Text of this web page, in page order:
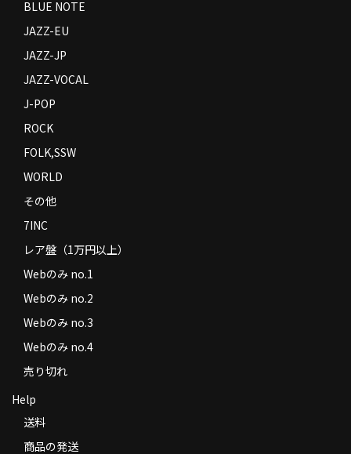
BLUE NOTE
JAZZ-EU
JAZZ-JP
JAZZ-VOCAL
J-POP
ROCK
FOLK,SSW
WORLD
その他
7INC
レア盤（1万円以上）
Webのみ no.1
Webのみ no.2
Webのみ no.3
Webのみ no.4
売り切れ
Help
送料
商品の発送